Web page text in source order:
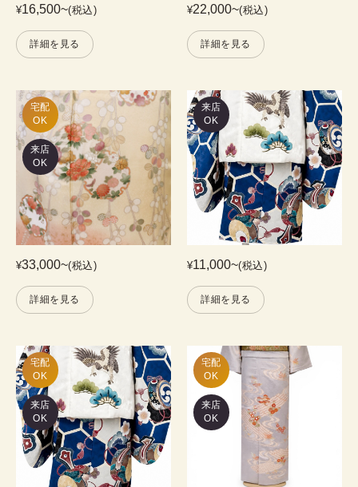
¥16,500~(税込)
詳細を見る
¥22,000~(税込)
詳細を見る
宅配
OK
来店
OK
¥33,000~(税込)
詳細を見る
来店
OK
¥11,000~(税込)
詳細を見る
宅配
OK
来店
OK
宅配
OK
来店
OK